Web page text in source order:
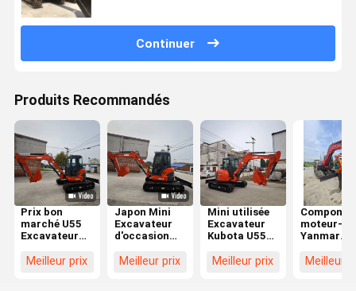
Continuer
Produits Recommandés
Prix bon
marché U55
Excavateur
Petite pelle de
Meilleur prix
Japon Mini
Excavateur
d'occasion
Kubota U55
Meilleur prix
Mini utilisée
Excavateur
Kubota U55
tonnes
Meilleur prix
moteur-
Yanmar
Japon de
Meilleur